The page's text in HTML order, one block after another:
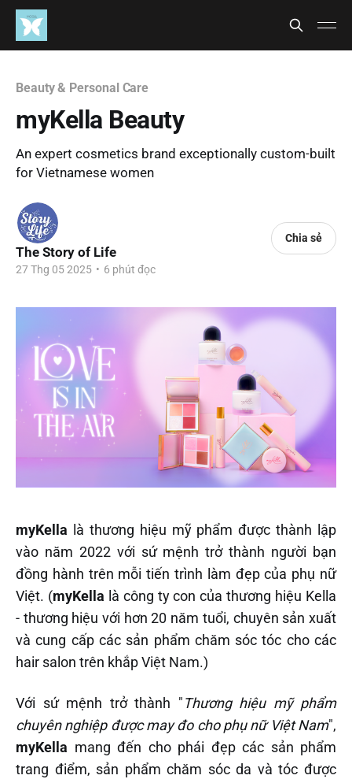
Beauty & Personal Care
myKella Beauty
An expert cosmetics brand exceptionally custom-built
for Vietnamese women
The Story of Life
27 Thg 05 2025 • 6 phút đọc
Chia sẻ
myKella là thương hiệu mỹ phẩm được thành lập
vào năm 2022 với sứ mệnh trở thành người bạn
đồng hành trên mỗi tiến trình làm đẹp của phụ nữ
Việt. (myKella là công ty con của thương hiệu Kella
- thương hiệu với hơn 20 năm tuổi, chuyên sản xuất
và cung cấp các sản phẩm chăm sóc tóc cho các
hair salon trên khắp Việt Nam.)
Với sứ mệnh trở thành "Thương hiệu mỹ phẩm
chuyên nghiệp được may đo cho phụ nữ Việt Nam",
myKella mang đến cho phái đẹp các sản phẩm
trang điểm, sản phẩm chăm sóc da và tóc được